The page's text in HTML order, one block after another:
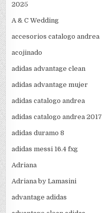
2025
A & C Wedding
accesorios catalogo andrea
acojinado
adidas advantage clean
adidas advantage mujer
adidas catalogo andrea
adidas catalogo andrea 2017
adidas duramo 8
adidas messi 16.4 fxg
Adriana
Adriana by Lamasini
advantage adidas